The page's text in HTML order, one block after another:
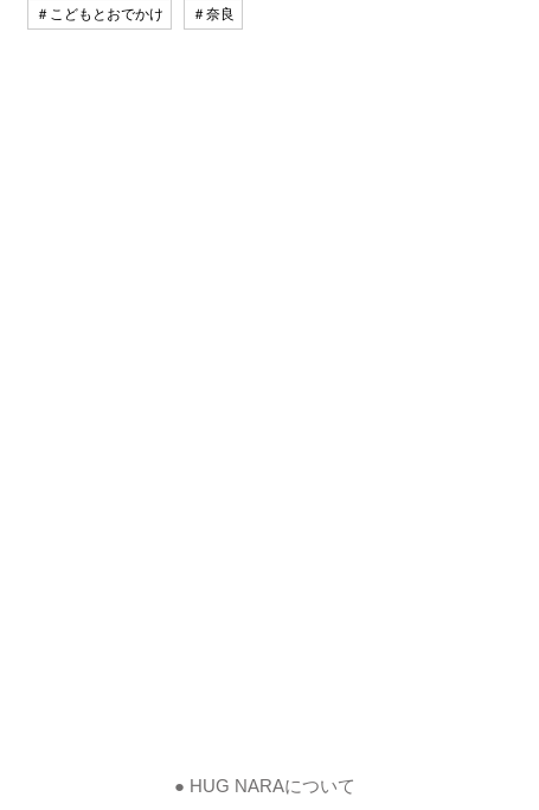
＃こどもとおでかけ ＃奈良
● HUG NARAについて